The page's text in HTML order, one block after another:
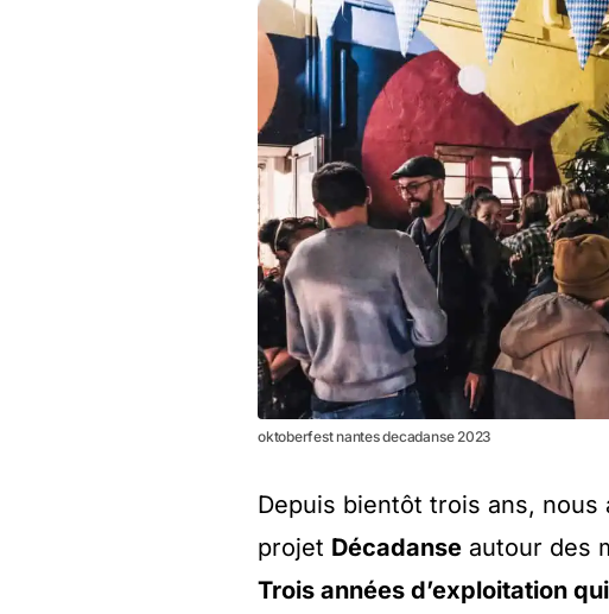
oktoberfest nantes decadanse 2023
Depuis bientôt trois ans,
projet Décadanse autour des
Trois années d’exploitation